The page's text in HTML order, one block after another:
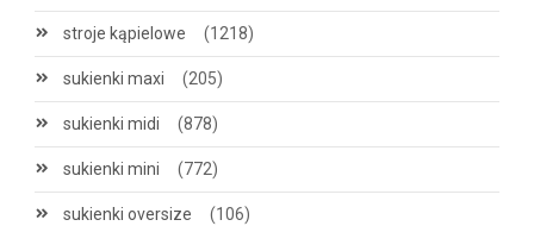
stroje kąpielowe (1218)
sukienki maxi (205)
sukienki midi (878)
sukienki mini (772)
sukienki oversize (106)